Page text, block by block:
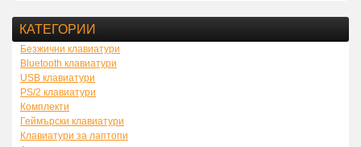
КАТЕГОРИИ
Безжични клавиатури
Bluetooth клавиатури
USB клавиатури
PS/2 клавиатури
Комплекти
Геймърски клавиатури
Клавиатури за лаптопи